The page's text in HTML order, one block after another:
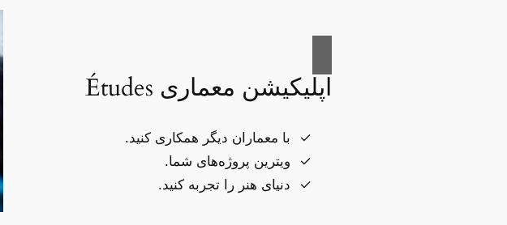
اپلیکیشن معماری Études
با معماران دیگر همکاری کنید.
ویترین پروژه‌های شما.
دنیای هنر را تجربه کنید.